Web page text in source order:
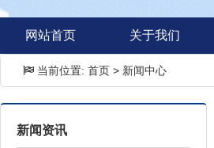
网站首页 关于我们
当前位置: 首页 > 新闻中心
新闻资讯